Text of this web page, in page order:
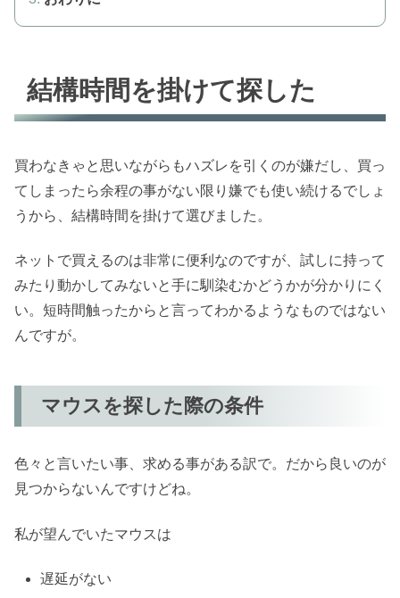
結構時間を掛けて探した
買わなきゃと思いながらもハズレを引くのが嫌だし、買っ
てしまったら余程の事がない限り嫌でも使い続けるでしょ
うから、結構時間を掛けて選びました。
ネットで買えるのは非常に便利なのですが、試しに持って
みたり動かしてみないと手に馴染むかどうかが分かりにく
い。短時間触ったからと言ってわかるようなものではない
んですが。
マウスを探した際の条件
色々と言いたい事、求める事がある訳で。だから良いのが
見つからないんですけどね。
私が望んでいたマウスは
遅延がない